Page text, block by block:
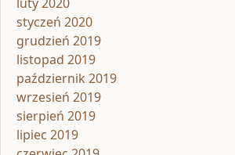
styczeń 2020
grudzień 2019
listopad 2019
październik 2019
wrzesień 2019
sierpień 2019
lipiec 2019